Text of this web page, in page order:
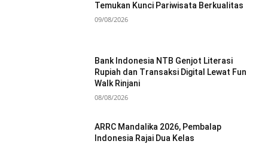
Temukan Kunci Pariwisata Berkualitas
09/08/2026
Bank Indonesia NTB Genjot Literasi
Rupiah dan Transaksi Digital Lewat Fun
Walk Rinjani
08/08/2026
ARRC Mandalika 2026, Pembalap
Indonesia Rajai Dua Kelas